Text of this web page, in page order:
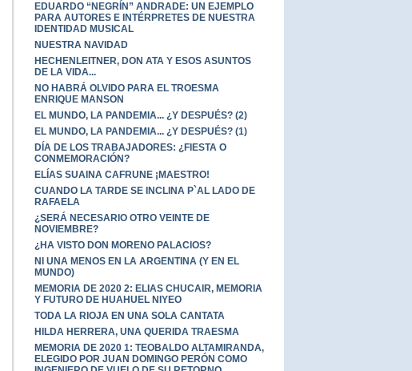
EDUARDO “NEGRÍN” ANDRADE: UN EJEMPLO
PARA AUTORES E INTÉRPRETES DE NUESTRA
IDENTIDAD MUSICAL
NUESTRA NAVIDAD
HECHENLEITNER, DON ATA Y ESOS ASUNTOS
DE LA VIDA...
NO HABRÁ OLVIDO PARA EL TROESMA
ENRIQUE MANSON
EL MUNDO, LA PANDEMIA... ¿Y DESPUÉS? (2)
EL MUNDO, LA PANDEMIA... ¿Y DESPUÉS? (1)
DÍA DE LOS TRABAJADORES: ¿FIESTA O
CONMEMORACIÓN?
ELÍAS SUAINA CAFRUNE ¡MAESTRO!
CUANDO LA TARDE SE INCLINA P`AL LADO DE
RAFAELA
¿SERÁ NECESARIO OTRO VEINTE DE
NOVIEMBRE?
¿HA VISTO DON MORENO PALACIOS?
NI UNA MENOS EN LA ARGENTINA (Y EN EL
MUNDO)
MEMORIA DE 2020 2: ELIAS CHUCAIR, MEMORIA
Y FUTURO DE HUAHUEL NIYEO
TODA LA RIOJA EN UNA SOLA CANTATA
HILDA HERRERA, UNA QUERIDA TRAESMA
MEMORIA DE 2020 1: TEOBALDO ALTAMIRANDA,
ELEGIDO POR JUAN DOMINGO PERÓN COMO